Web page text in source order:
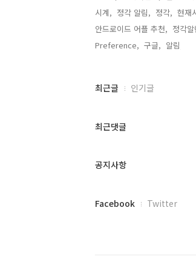
시계, 정각 알림, 정각, 현재
안드로이드 어플 추천, 정각
Preference, 구글, 알림,
최
과
글
최근글 인기글
최근댓글
공지사항
페
Facebook Twitter